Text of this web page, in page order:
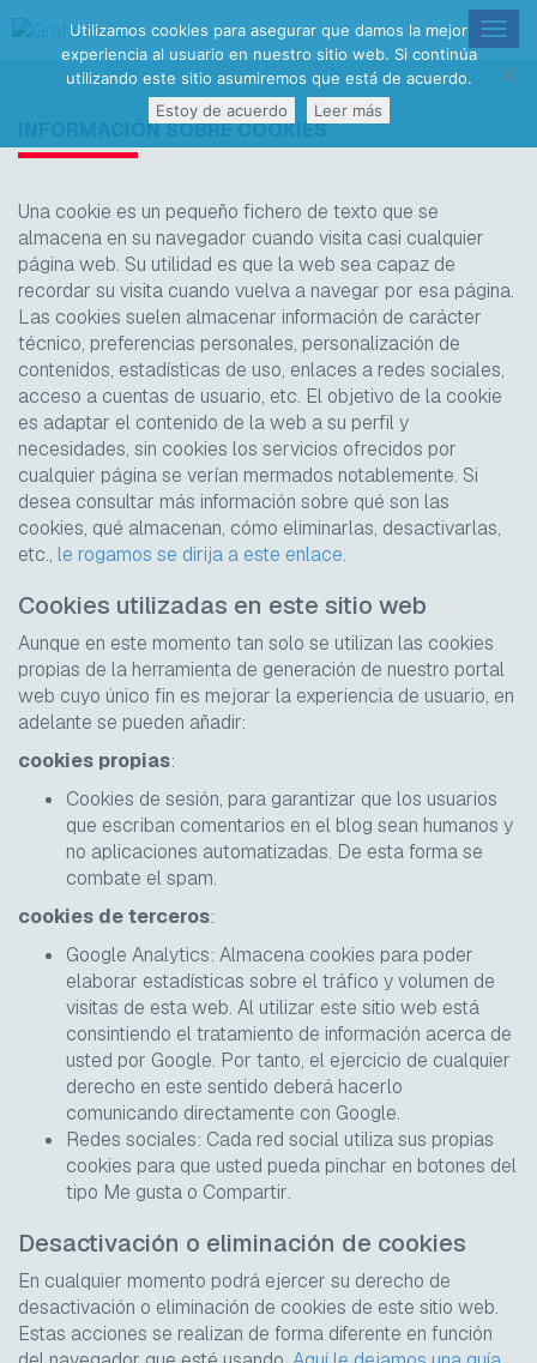
INFORMACIÓN SOBRE COOKIES
Una cookie es un pequeño fichero de texto que se
almacena en su navegador cuando visita casi cualquier
página web. Su utilidad es que la web sea capaz de
recordar su visita cuando vuelva a navegar por esa página.
Las cookies suelen almacenar información de carácter
técnico, preferencias personales, personalización de
contenidos, estadísticas de uso, enlaces a redes sociales,
acceso a cuentas de usuario, etc. El objetivo de la cookie
es adaptar el contenido de la web a su perfil y
necesidades, sin cookies los servicios ofrecidos por
cualquier página se verían mermados notablemente. Si
desea consultar más información sobre qué son las
cookies, qué almacenan, cómo eliminarlas, desactivarlas,
etc., le rogamos se dirija a este enlace.
Cookies utilizadas en este sitio web
Aunque en este momento tan solo se utilizan las cookies
propias de la herramienta de generación de nuestro portal
web cuyo único fin es mejorar la experiencia de usuario, en
adelante se pueden añadir:
cookies propias:
Cookies de sesión, para garantizar que los usuarios
que escriban comentarios en el blog sean humanos y
no aplicaciones automatizadas. De esta forma se
combate elspam.
cookies de terceros:
Google Analytics: Almacena cookies para poder
elaborar estadísticas sobre el tráfico y volumen de
visitas de esta web. Al utilizar este sitio web está
consintiendo el tratamiento de información acerca de
usted por Google. Por tanto, el ejercicio de cualquier
derecho en este sentido deberá hacerlo
comunicando directamente con Google.
Redes sociales: Cada red social utiliza sus propias
cookies para que usted pueda pinchar en botones del
tipo Me gusta o Compartir.
Desactivación o eliminación de cookies
En cualquier momento podrá ejercer su derecho de
desactivación o eliminación de cookies de este sitio web.
Estas acciones se realizan de forma diferente en función
Utilizamos cookies para asegurar que damos la mejor
experiencia al usuario en nuestro sitio web. Si continúa
utilizando este sitio asumiremos que está de acuerdo.
Estoy de acuerdo
Leer más